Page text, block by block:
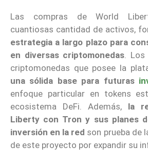
Las compras de World
cuantiosas cantidad de activos,
estrategia a largo plazo para
en diversas criptomonedas . Los
criptomonedas que posee la
una sólida base para futuras
enfoque particular en tokens
ecosistema DeFi. Además, la
Liberty con Tron y sus planes
inversión en la red son prueba de
de este proyecto por expandir su